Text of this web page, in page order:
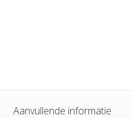
Aanvullende informatie